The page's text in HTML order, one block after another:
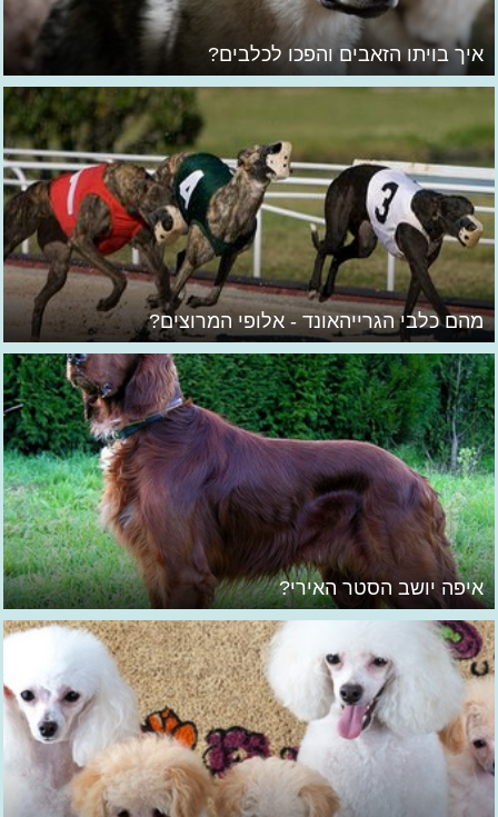
איך בויתו הזאבים והפכו לכלבים?
מהם כלבי הגרייהאונד - אלופי המרוצים?
איפה יושב הסטר האירי?